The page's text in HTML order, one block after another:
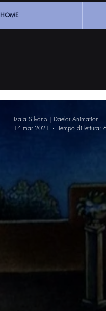
HOME
Isaia Silvano | Daelar Animation
14 mar 2021
Tempo di lettura: